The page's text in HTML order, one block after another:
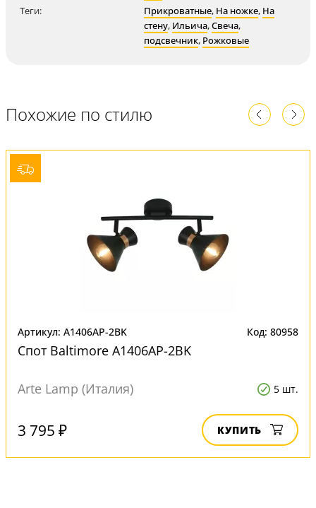
Теги:
Прикроватные, На ножке, На
стену, Ильича,Свеча,
подсвечник, Рожковые
Похожие по стилю
Артикул: A1406AP-2BK Код: 80958
Спот Baltimore A1406AP-2BK
Arte Lamp (Италия) 5 шт.
3 795 ₽ КУПИТЬ